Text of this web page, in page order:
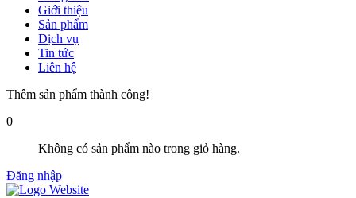
Giới thiệu
Sản phẩm
Dịch vụ
Tin tức
Liên hệ
Thêm sản phẩm thành công!
0
Không có sản phẩm nào trong giỏ hàng.
Đăng nhập